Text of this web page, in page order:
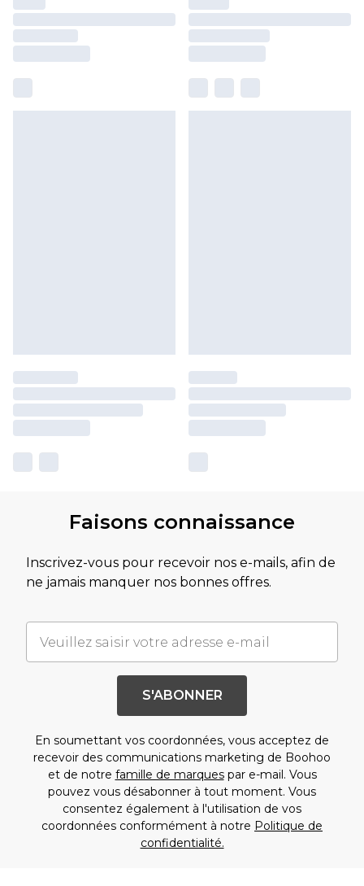
Faisons connaissance
Inscrivez-vous pour recevoir nos e-mails, afin de
ne jamais manquer nos bonnes offres.
S'ABONNER
En soumettant vos coordonnées, vous acceptez de
recevoir des communications marketing de Boohoo
et de notre famille de marquespar e-mail. Vous
pouvez vous désabonner à tout moment. Vous
consentez également à l'utilisation de vos
coordonnées conformément à notre Politique de
confidentialité.